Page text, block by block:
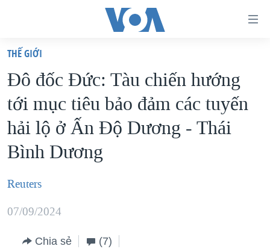
truy
cập
Tới
nội
dung
chính
Tới
hướng
VIỆT NAM
HOA KỲ
BIỂN ĐÔNG
THẾ GIỚI
MỤC
TỰ DO BÁO CHÍ
CHUYÊN ĐỀ
THẾ GIỚI
Đô đốc Đức: Tàu chiến hướng
tới mục tiêu bảo đảm các tuyến
hải lộ ở Ấn Độ Dương - Thái
Bình Dương
Reuters
07/09/2024
Chia sẻ (7)